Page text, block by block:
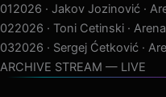
012026 · Jakov Jozinović ·
022026 · Toni Cetinski ·
032026 · Sergej Ćetković ·
042026 · Peđa Jovanović ·